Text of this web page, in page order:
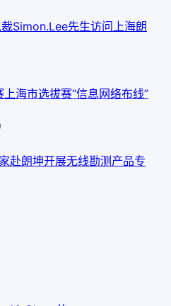
Simon.Lee先生访问上海朗
海市选拔赛“信息网络布线”
赴朗坤开展无线勘测产品专